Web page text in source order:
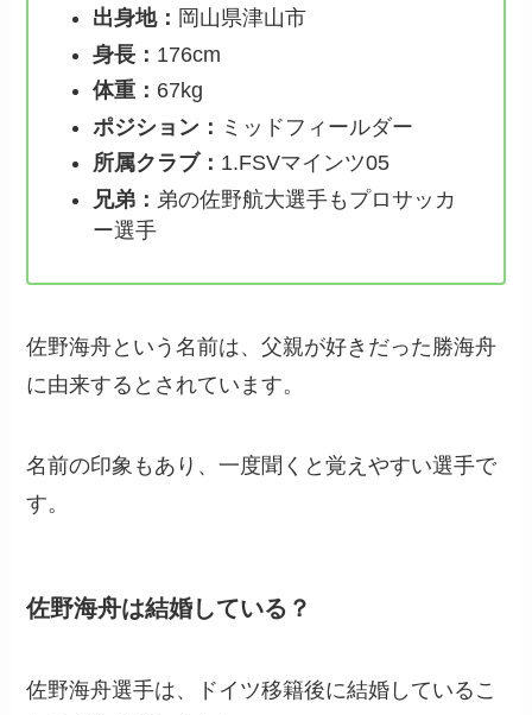
出身地： 岡山県津山市
身長： 176cm
体重： 67kg
ポジション： ミッドフィールダー
所属クラブ： 1.FSVマインツ05
兄弟： 弟の佐野航大選手もプロサッカ
ー選手
佐野海舟という名前は、父親が好きだった勝海舟
に由来するとされています。
名前の印象もあり、一度聞くと覚えやすい選手で
す。
佐野海舟は結婚している？
佐野海舟選手は、ドイツ移籍後に結婚しているこ